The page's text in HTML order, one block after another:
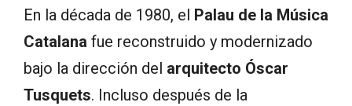
En la década de 1980, el Palau de la Música
Catalana fue reconstruido y modernizado
bajo la dirección del arquitecto Óscar
Tusquets. Incluso después de la